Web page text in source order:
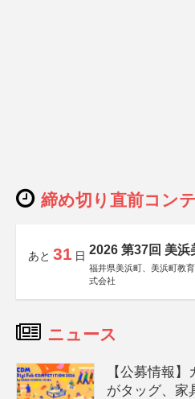
締め切り直前コン
あと 31 日 2026 第37回 美浜
福井県美浜町、美浜町教
式会社
ニュース
【公募情報
がタッグ、家